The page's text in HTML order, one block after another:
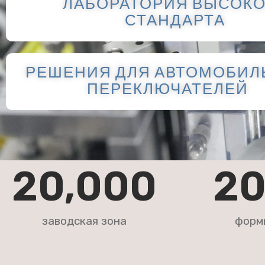
ДЛЯ
АВТОМОБИЛЕЙ
---·
ПЕРЕКЛЮЧАТЕЛЬ РЕГУЛИРОВКИ
АВТОМОБИЛЬНОГО СИДЕНИЯ
ВЫКЛЮЧАТЕЛЬ АВТОМОБИЛЬНОЙ ЛАМПЫ
ДЛЯ ЧТЕНИЯ
ПЕРЕКЛЮЧАТЕЛЬ НА РУЛЕ АВТОМОБИЛЯ
Подробнее >
ЛАБОРАТОРИЯ
СТАНДАРТА
РЕШЕНИЯ ДЛЯ
ПЕРЕКЛЮЧАТЕЛЕЙ
заводская зона
20,000